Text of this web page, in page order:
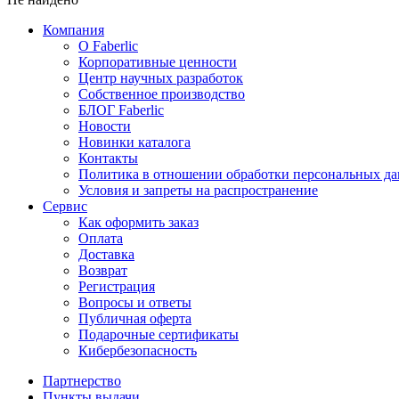
Компания
О Faberlic
Корпоративные ценности
Центр научных разработок
Собственное производство
БЛОГ Faberlic
Новости
Новинки каталога
Контакты
Политика в отношении обработки персональных
Условия и запреты на распространение
Сервис
Как оформить заказ
Оплата
Доставка
Возврат
Регистрация
Вопросы и ответы
Публичная оферта
Подарочные сертификаты
Кибербезопасность
Партнерство